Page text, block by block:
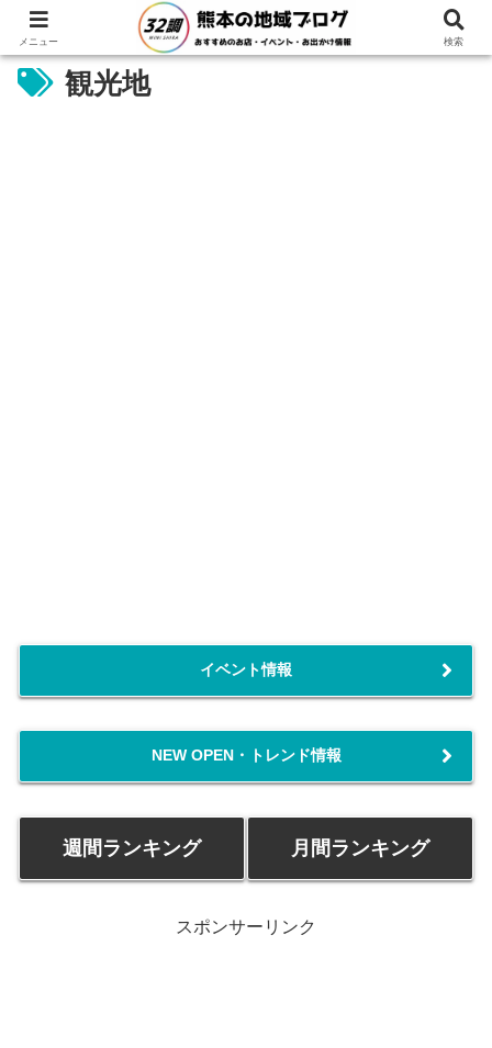
観光地
イベント情報
NEW OPEN・トレンド情報
週間ランキング 月間ランキング
スポンサーリンク
メニュー 検索